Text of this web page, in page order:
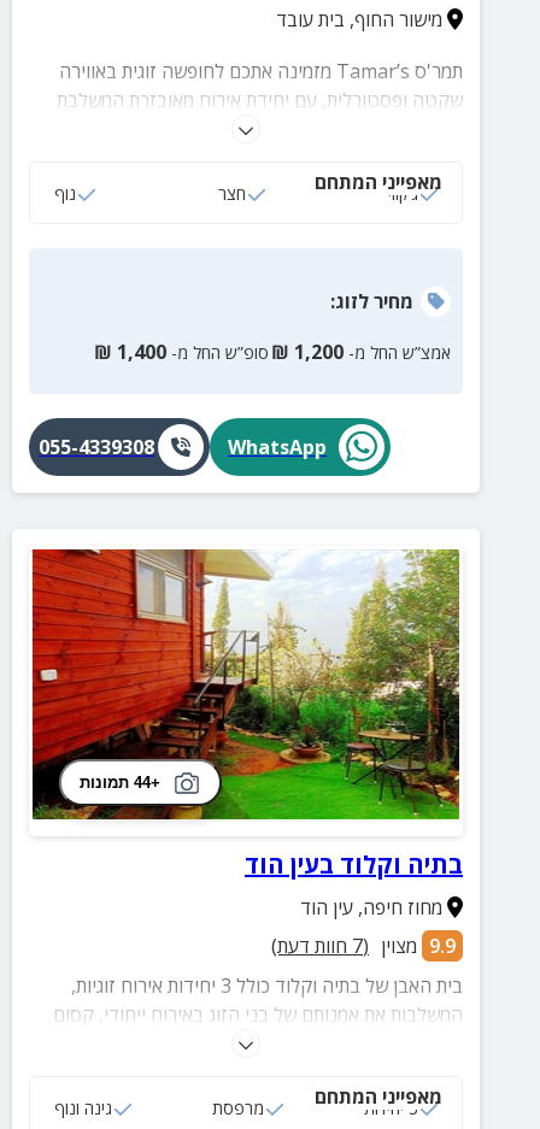
מישור החוף, בית עובד
תמר'ס Tamar’s מזמינה אתכם לחופשה זוגית באווירה
שקטה ופסטורלית, עם יחידת אירוח מאובזרת המשלבת
נוחות, פרטיות ופינוק. במתחם החוץ תיהנו מחצר גדולה
המקום מחכים לכם בתי קפה, עגלות קפה, יקבים וחנויות
מאפייני המתחם
ג‘קוזי חצר נוף
מחירלזוג:
אמצ”ש החל מ- 1,200
₪ סופ”ש החל מ- 1,400
₪
WhatsApp
055-4339308
+44 תמונות
בתיה וקלוד בעין הוד
מחוז חיפה,עין הוד
9.9 מצוין (
7 חוות דעת)
בית האבן של בתיה וקלוד כולל 3 יחידות אירוח זוגיות,
המשלבות את אמנותם של בני הזוג באירוח ייחודי, קסום
ומלא השראה של טבע ירוק וכחול.
מאפייני המתחם
3 יחידות מרפסת גינה ונוף